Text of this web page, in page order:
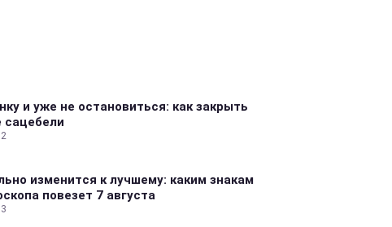
и уже не остановиться: как закрыть
сацебели
изменится к лучшему: каким знакам
повезет 7 августа